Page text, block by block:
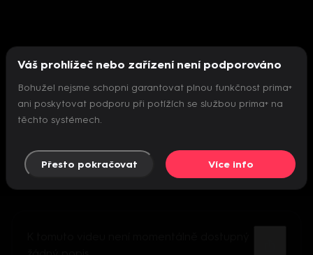
Nepodařilo se inicializovat přehrávač
Váš prohlížeč nebo zařízení není podporováno
Bohužel nejsme schopni garantovat plnou funkčnost prima+
ani poskytovat podporu při potížích se službou prima+ na
těchto systémech.
Přesto pokračovat Více info